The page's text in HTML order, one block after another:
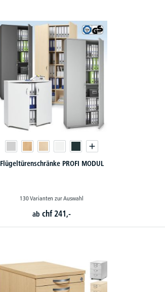
Flügeltürenschränke PROFI MODUL
130 Varianten zur Auswahl
ab chf 241,-